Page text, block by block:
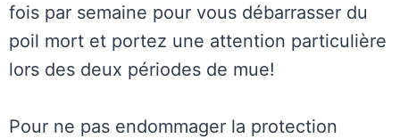
fois par semaine pour vous débarrasser du
poil mort et portez une attention particulière
lors des deux périodes de mue!
Pour ne pas endommager la protection